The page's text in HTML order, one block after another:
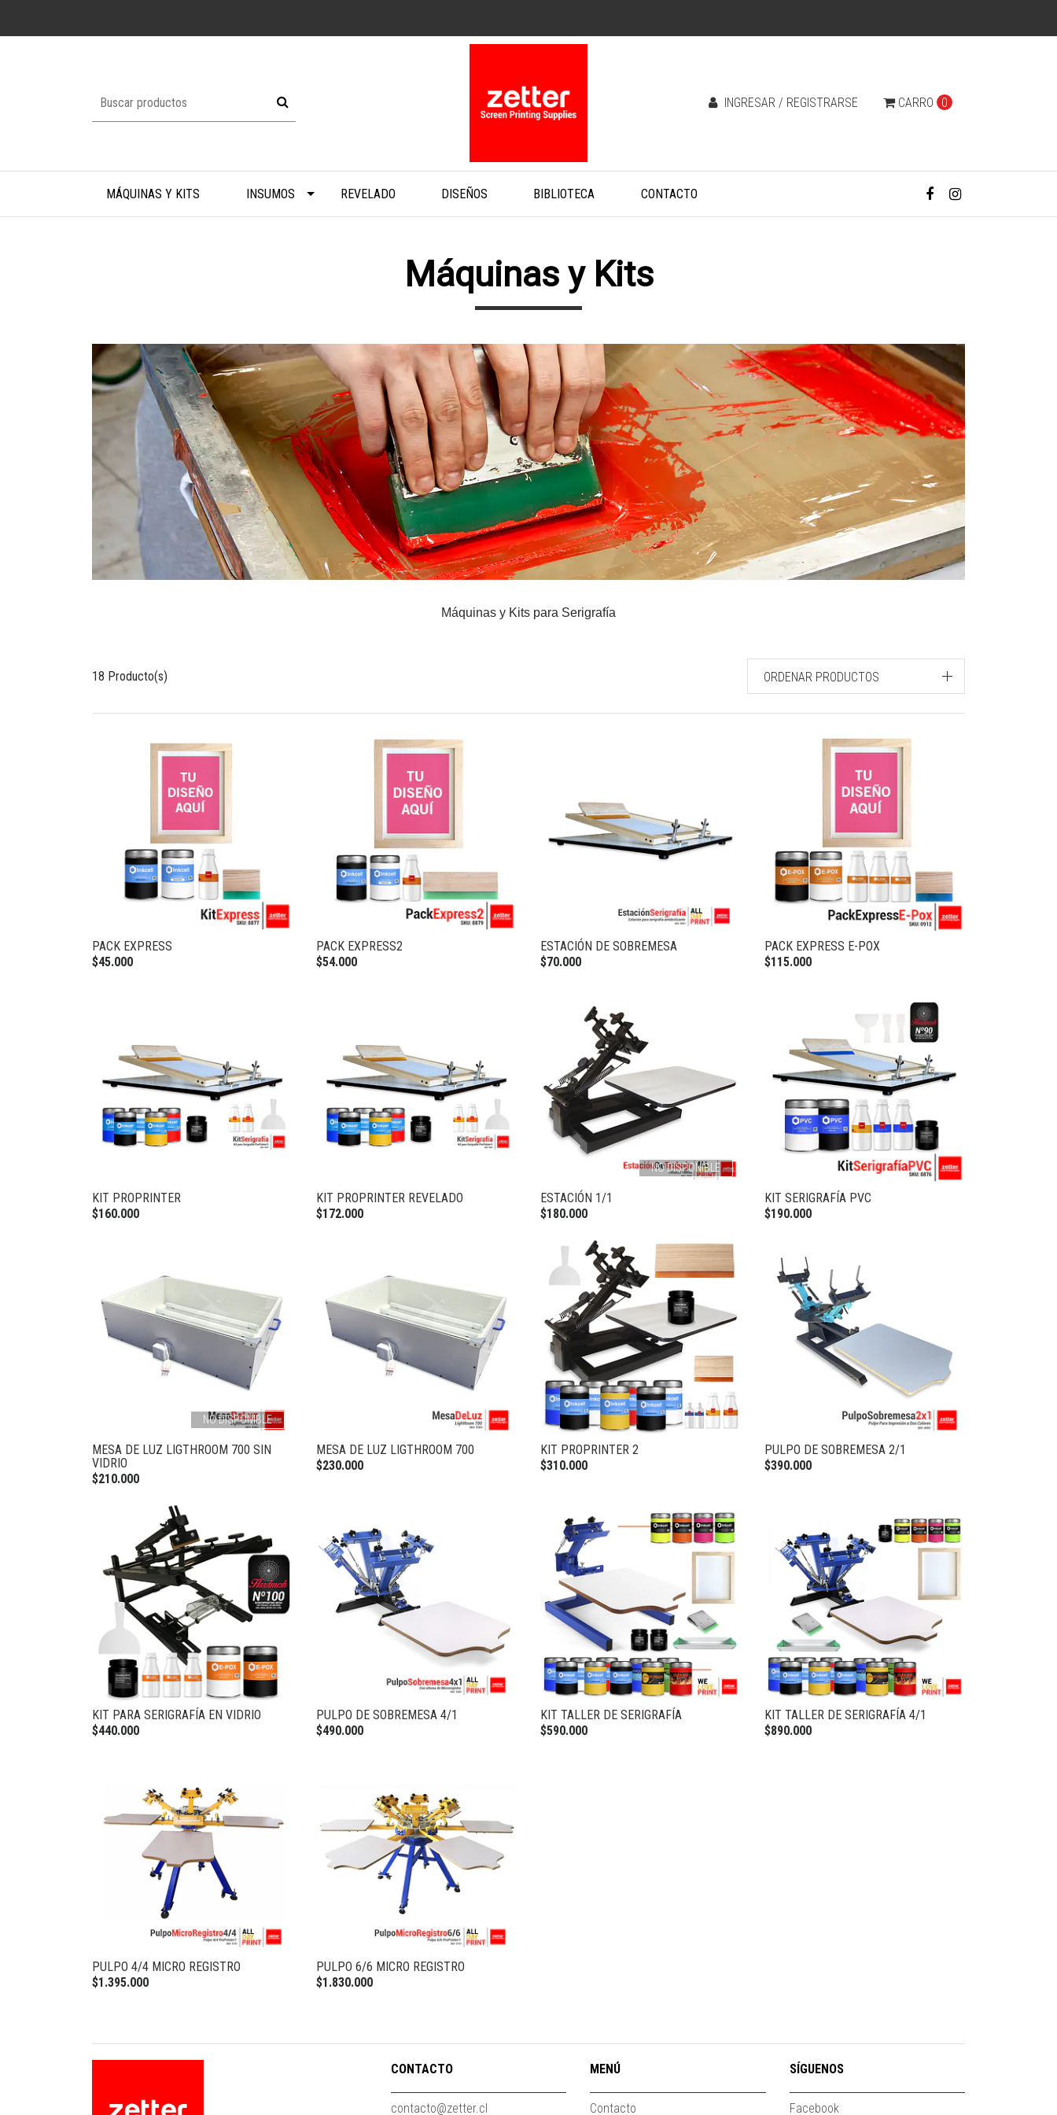
CARRO 0
INGRESAR / REGISTRARSE
MÁQUINAS Y KITS INSUMOS REVELADO DISEÑOS BIBLIOTECA CONTACTO
Máquinas y Kits
Máquinas y Kits para Serigrafía
18 Producto(s) ORDENAR PRODUCTOS
PACK EXPRESS
$45.000
PACK EXPRESS2
$54.000
ESTACIÓN DE SOBREMESA
$70.000
PACK EXPRESS E-POX
$115.000
KIT PROPRINTER
$160.000
KIT PROPRINTER REVELADO
$172.000
NO DISPONIBLE
ESTACIÓN 1/1
$180.000
KIT SERIGRAFÍA PVC
$190.000
NO DISPONIBLE
MESA DE LUZ LIGTHROOM 700 SIN
VIDRIO
$210.000
MESA DE LUZ LIGTHROOM 700
$230.000
KIT PROPRINTER 2
$310.000
PULPO DE SOBREMESA 2/1
$390.000
KIT PARA SERIGRAFÍA EN VIDRIO
$440.000
PULPO DE SOBREMESA 4/1
$490.000
KIT TALLER DE SERIGRAFÍA
$590.000
KIT TALLER DE SERIGRAFÍA 4/1
$890.000
PULPO 4/4 MICRO REGISTRO
$1.395.000
PULPO 6/6 MICRO REGISTRO
$1.830.000
CONTACTO
contacto@zetter.cl
MENÚ
Contacto
SÍGUENOS
Facebook